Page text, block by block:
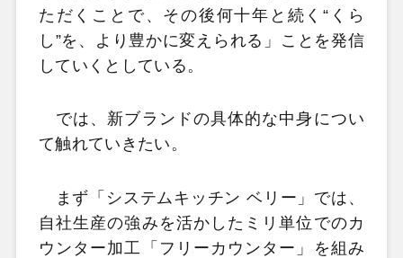
ただくことで、その後何十年と続く“くら
し”を、より豊かに変えられる」ことを発信
していくとしている。
では、新ブランドの具体的な中身につい
て触れていきたい。
まず「システムキッチン ベリー」では、
自社生産の強みを活かしたミリ単位でのカ
ウンター加工「フリーカウンター」を組み